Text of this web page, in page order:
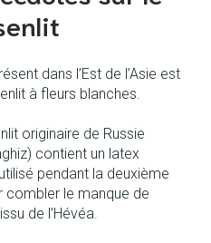
dans l’Est de l’Asie est
à fleurs blanches.
originaire de Russie
contient un latex
pendant la deuxième
combler le manque de
de l’Hévéa.